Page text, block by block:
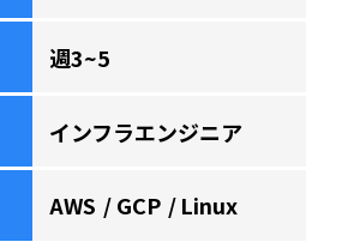
週3~5
インフラエンジニア
AWS GCP Linux